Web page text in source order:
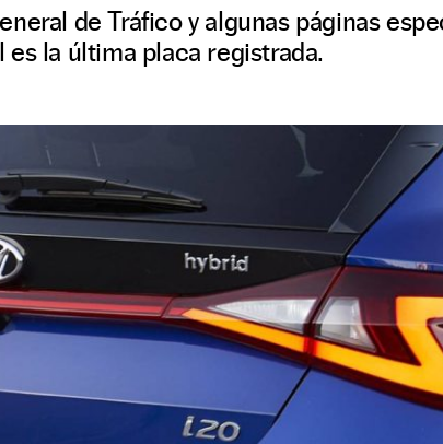
de Tráfico y algunas páginas
la última placa registrada.